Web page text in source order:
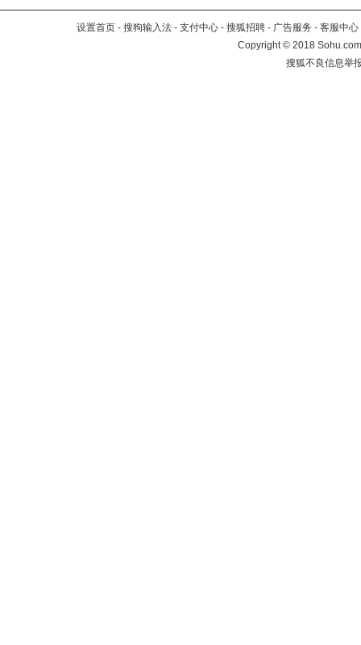
设置首页 - 搜狗输入法 - 支付中心 - 搜狐招聘 - 广告服务 - 客服中心
Copyright©2018
搜狐不良信息举